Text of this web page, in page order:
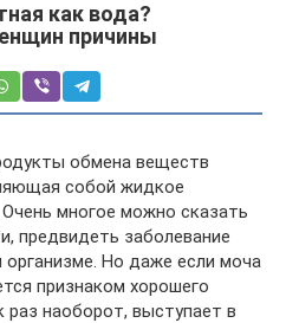
как вода?
причины
обмена веществ
собой жидкое
многое можно сказать
предвидеть заболевание
Но даже если моча
признаком хорошего
раз наоборот, выступает в